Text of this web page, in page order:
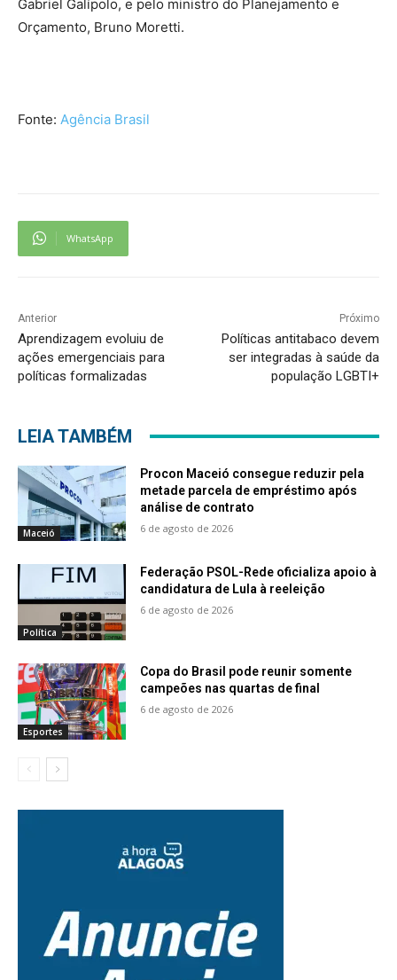
Gabriel Galípolo, e pelo ministro do Planejamento e
Orçamento, Bruno Moretti.
Fonte: Agência Brasil
WhatsApp
Anterior
Aprendizagem evoluiu de
ações emergenciais para
políticas formalizadas
Próximo
Políticas antitabaco devem
ser integradas à saúde da
população LGBTI+
LEIA TAMBÉM
Maceió
Procon Maceió consegue reduzir pela
metade parcela de empréstimo após
análise de contrato
6 de agosto de 2026
Política
Federação PSOL-Rede oficializa apoio à
candidatura de Lula à reeleição
6 de agosto de 2026
Esportes
Copa do Brasil pode reunir somente
campeões nas quartas de final
6 de agosto de 2026